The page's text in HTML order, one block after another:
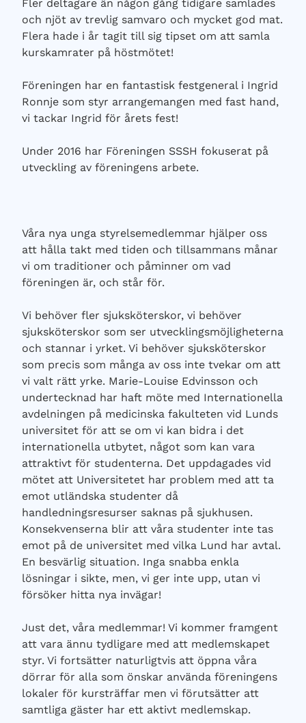
Fler deltagare än någon gång tidigare samlades
och njöt av trevlig samvaro och mycket god mat.
Flera hade i år tagit till sig tipset om att samla
kurskamrater på höstmötet!
Föreningen har en fantastisk festgeneral i Ingrid
Ronnje som styr arrangemangen med fast hand,
vi tackar Ingrid för årets fest!
Under 2016 har Föreningen SSSH fokuserat på
utveckling av föreningens arbete.
Våra nya unga styrelsemedlemmar hjälper oss
att hålla takt med tiden och tillsammans månar
vi om traditioner och påminner om vad
föreningen är, och står för.
Vi behöver fler sjuksköterskor, vi behöver
sjuksköterskor som ser utvecklingsmöjligheterna
och stannar i yrket. Vi behöver sjuksköterskor
som precis som många av oss inte tvekar om att
vi valt rätt yrke. Marie-Louise Edvinsson och
undertecknad har haft möte med Internationella
avdelningen på medicinska fakulteten vid Lunds
universitet för att se om vi kan bidra i det
internationella utbytet, något som kan vara
attraktivt för studenterna. Det uppdagades vid
mötet att Universitetet har problem med att ta
emot utländska studenter då
handledningsresurser saknas på sjukhusen.
Konsekvenserna blir att våra studenter inte tas
emot på de universitet med vilka Lund har avtal.
En besvärlig situation. Inga snabba enkla
lösningar i sikte, men, vi ger inte upp, utan vi
försöker hitta nya invägar!
Just det, våra medlemmar! Vi kommer framgent
att vara ännu tydligare med att medlemskapet
styr. Vi fortsätter naturligtvis att öppna våra
dörrar för alla som önskar använda föreningens
lokaler för kursträffar men vi förutsätter att
samtliga gäster har ett aktivt medlemskap.